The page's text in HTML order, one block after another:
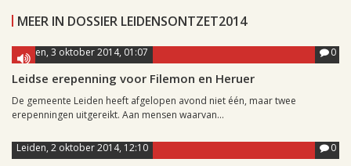
MEER IN DOSSIER LEIDENSONTZET2014
Leiden, 3 oktober 2014, 01:07 0
Leidse erepenning voor Filemon en Heruer
De gemeente Leiden heeft afgelopen avond niet één, maar twee
erepenningen uitgereikt. Aan mensen waarvan...
Leiden, 2 oktober 2014, 12:10 0